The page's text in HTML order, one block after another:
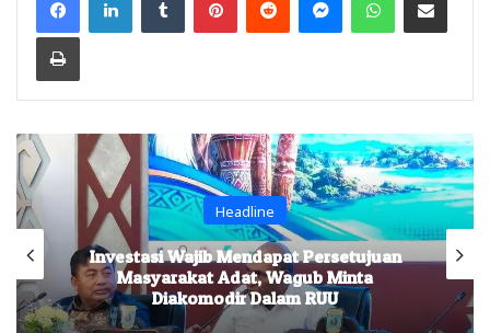
Print
Headline
Investasi Wajib Mendapat Persetujuan
Masyarakat Adat, Wagub Minta
Diakomodir Dalam RUU